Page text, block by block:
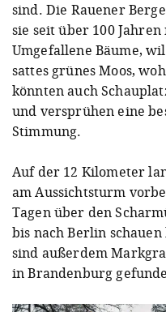
sind. Die Rauener
sie seit über 100
Umgefallene Bäume,
sattes grünes Moos,
könnten auch
und versprühen eine
Stimmung.
Auf der 12 Kilometer
am Aussichtsturm
Tagen über den
bis nach Berlin
sind außerdem
in Brandenburg